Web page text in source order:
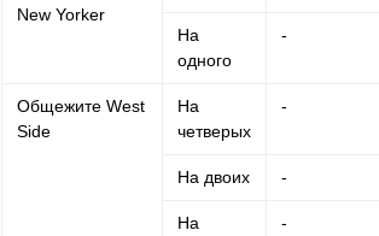
New Yorker
На
одного
-
Общежите West
Side
На
четверых
-
На двоих -
На
-